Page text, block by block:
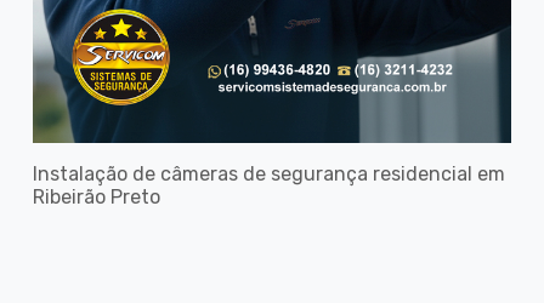
Instalação de câmeras de segurança residencial em
Ribeirão Preto